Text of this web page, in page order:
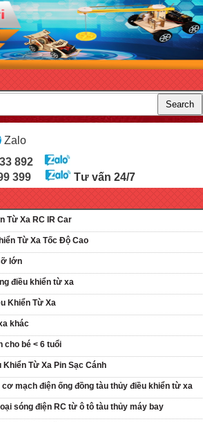
Zalo
892
399
Tư vấn 24/7
Từ Xa RC IR Car
Từ Xa Tốc Độ Cao
lớn
điều khiển từ xa
Khiển Từ Xa
khác
cho bé < 6 tuổi
Từ Xa Pin Sạc Cánh
cơ mạch điện ống đồng tàu thủy điều khiển từ xa
sóng điện RC từ ô tô tàu thủy máy bay